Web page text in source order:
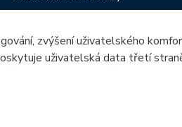
Prodejny České mincovny
Rádce
zvýšení uživatelského
uživatelská data třetí